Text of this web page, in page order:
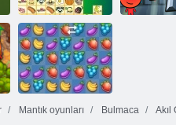
Kris Mahjong
Mantık oyunları Bulmaca Akıl